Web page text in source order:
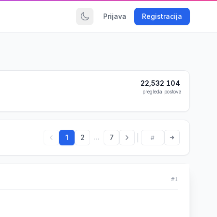
Prijava Registracija
22,532
pregleda
104
postova
1 2 ... 7
#1